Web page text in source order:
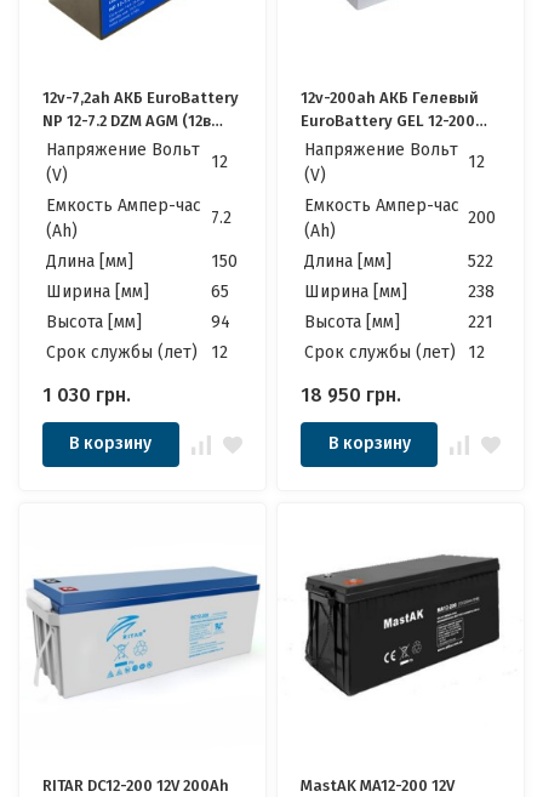
12v-7,2ah АКБ EuroBattery
NP 12-7.2 DZM AGM (12в
7,2Ач) Качественные для
ИБП
Напряжение Вольт
(V)
12
Емкость Ампер-час
(Ah)
7.2
Длина [мм]
150
Ширина [мм]
65
Высота [мм]
94
Cрок службы (лет)
12
1 030 грн.
В корзину
12v-200ah АКБ Гелевый
EuroBattery GEL 12-200
DZM (12в 200Ач)
Качественные идеально
ИБП, Панелей
Солнечных
Напряжение Вольт
(V)
12
Емкость Ампер-час
(Ah)
200
Длина [мм]
522
Ширина [мм]
238
Высота [мм]
221
Cрок службы (лет)
12
18 950 грн.
В корзину
RITAR DC12-200 12V 200Ah
MastAK MA12-200 12V